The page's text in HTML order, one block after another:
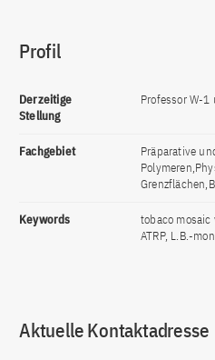
Profil
Derzeitige
Stellung
Professor W-
Fachgebiet
Präparative
Keywords
tobaco
ATRP, L.B.-
Aktuelle Kontaktadresse